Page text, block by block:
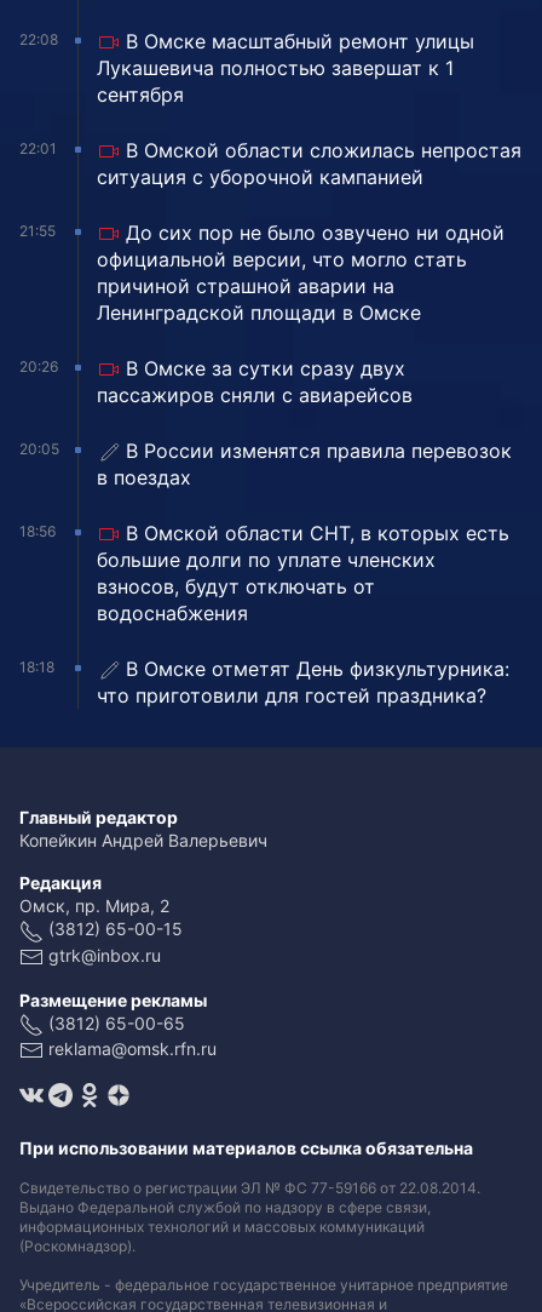
22:08
В Омске масштабный ремонт улицы
Лукашевича полностью завершат к 1
сентября
22:01
В Омской области сложилась непростая
ситуация с уборочной кампанией
21:55
До сих пор не было озвучено ни одной
официальной версии, что могло стать
причиной страшной аварии на
Ленинградской площади в Омске
20:26
В Омске за сутки сразу двух
пассажиров сняли с авиарейсов
20:05
В России изменятся правила перевозок
в поездах
18:56
В Омской области СНТ, в которых есть
большие долги по уплате членских
взносов, будут отключать от
водоснабжения
18:18
В Омске отметят День физкультурника:
что приготовили для гостей праздника?
Главный редактор
Копейкин Андрей Валерьевич
Редакция
Омск, пр. Мира, 2
(3812) 65-00-15
gtrk@inbox.ru
Размещение рекламы
(3812) 65-00-65
reklama@omsk.rfn.ru
При использовании материалов ссылка обязательна
Свидетельство о регистрации ЭЛ № ФС 77-59166 от 22.08.2014.
Выдано Федеральной службой по надзору в сфере связи,
информационных технологий и массовых коммуникаций
(Роскомнадзор).
Учредитель - федеральное государственное унитарное предприятие
«Всероссийская государственная телевизионная и